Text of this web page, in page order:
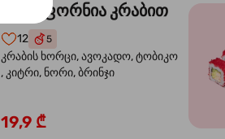
კალიფორნია კრაბით
12 5
კრაბის ხორცი, ავოკადო, ტობიკო
, კიტრი, ნორი, ბრინჯი
19,9 ₾